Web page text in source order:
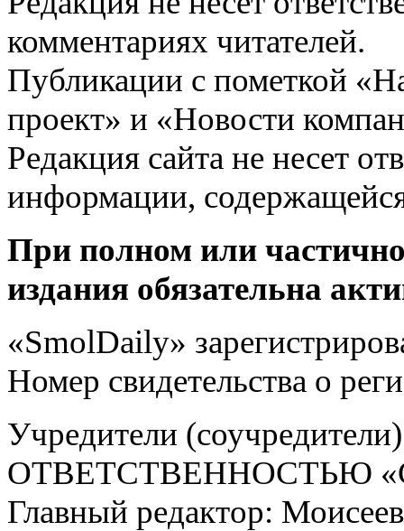
комментариях читателей.
Публикации с пометкой
проект» и «Новости
Редакция сайта не несет
информации,
При полном или
издания обязательна
«SmolDaily»
Номер свидетельства о
Учредители
ОТВЕТСТВЕННОСТЬЮ
Главный редактор: